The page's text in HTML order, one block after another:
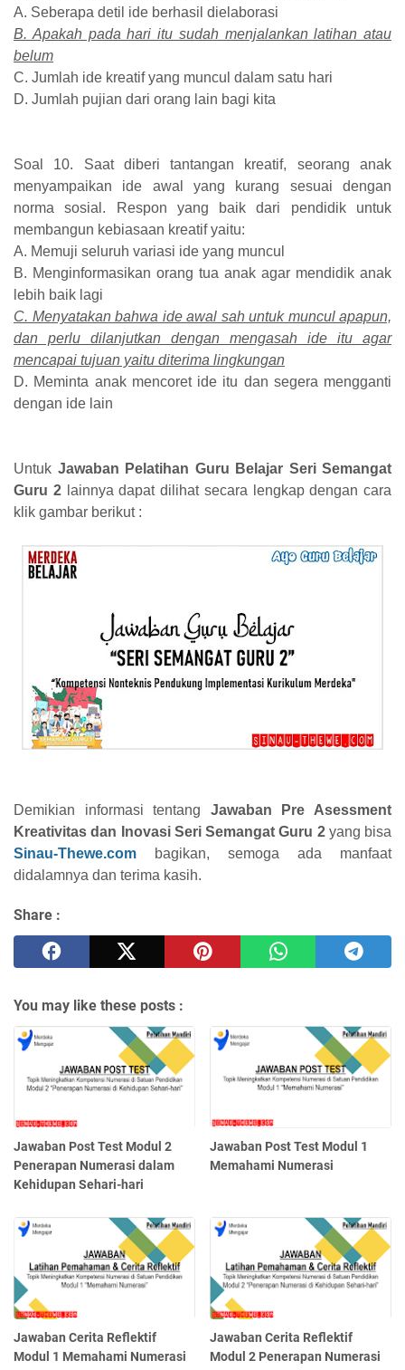
A. Seberapa detil ide berhasil dielaborasi
B. Apakah pada hari itu sudah menjalankan latihan atau
belum
C. Jumlah ide kreatif yang muncul dalam satu hari
D. Jumlah pujian dari orang lain bagi kita
Soal 10. Saat diberi tantangan kreatif, seorang anak
menyampaikan ide awal yang kurang sesuai dengan
norma sosial. Respon yang baik dari pendidik untuk
membangun kebiasaan kreatif yaitu:
A. Memuji seluruh variasi ide yang muncul
B. Menginformasikan orang tua anak agar mendidik anak
lebih baik lagi
C. Menyatakan bahwa ide awal sah untuk muncul apapun,
dan perlu dilanjutkan dengan mengasah ide itu agar
mencapai tujuan yaitu diterima lingkungan
D. Meminta anak mencoret ide itu dan segera mengganti
dengan ide lain
Untuk Jawaban Pelatihan Guru Belajar Seri Semangat
Guru 2lainnya dapat dilihat secara lengkap dengan cara
klik gambar berikut :
Demikian informasi tentang Jawaban Pre Asessment
Kreativitas dan Inovasi Seri Semangat Guru 2yang bisa
Sinau-Thewe.com
bagikan, semoga ada manfaat
didalamnya dan terima kasih.
Share :
You may like these posts :
Jawaban Post Test Modul 2
Penerapan Numerasi dalam
Kehidupan Sehari-hari
Jawaban Post Test Modul 1
Memahami Numerasi
Jawaban Cerita Reflektif
Modul 1 Memahami Numerasi
Jawaban Cerita Reflektif
Modul 2 Penerapan Numerasi